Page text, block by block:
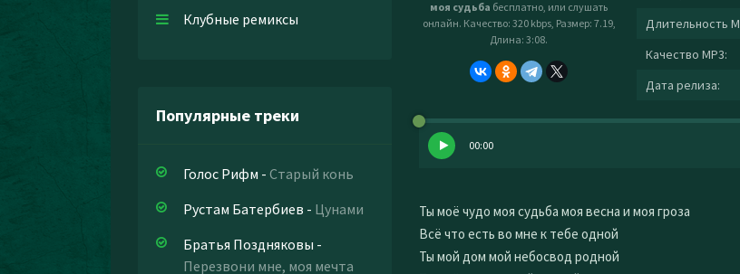
Клубные ремиксы
Популярные треки
Голос Рифм - Старый конь
Рустам Батербиев - Цунами
Братья Поздняковы -
Перезвони мне, моя мечта
моя судьба бесплатно, или слушать
онлайн. Качество: 320 kbps, Размер: 7.19,
Длина: 3:08.
Длительность
Качество MP3:
Дата релиза:
00:00
Ты моё чудо моя судьба моя весна и моя гроза
Всё что есть во мне к тебе одной
Ты мой дом мой небосвод родной